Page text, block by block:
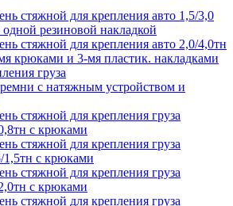
стяжной для крепления авто 1,5/3,0
одной резиновой накладкой
стяжной для крепления авто 2,0/4,0тн
крюками и 3-мя пластик. накладками
груза
с натяжным устройством и
стяжной для крепления груза
с крюками
стяжной для крепления груза
1,5тн с крюками
стяжной для крепления груза
с крюками
стяжной для крепления груза